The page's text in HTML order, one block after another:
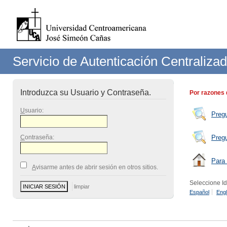
Servicio de Autenticación
Introduzca su Usuario y Contraseña.
Usuario:
Contraseña:
Avisarme antes de abrir sesión en otros sitios.
Por
Seleccione
Español